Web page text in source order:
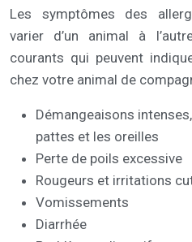
Les symptômes des
varier d’un animal à
courants qui peuvent
chez votre animal de
Démangeaisons
pattes et les oreilles
Perte de poils excessive
Rougeurs et irritations
Vomissements
Diarrhée